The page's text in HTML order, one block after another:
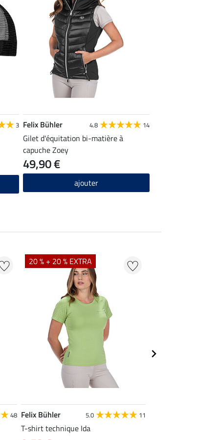
3 Felix Bühler 4.8 14
Gilet d'équitation bi-matière à
capuche Zoey
49,90 €
ajouter
48
20 % + 20 % EXTRA
Felix Bühler 5.0 11
T-shirt technique Ida